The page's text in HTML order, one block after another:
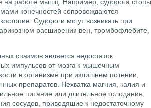
на работе мышц. Например, судорога стопы
конечностей сопровождаются
Судороги могут возникать при
расширении вен, тромбофлебите,
спазмов является недостаток
импульсов от мозга к мышечным
в организме при излишнем потении,
препаратов. Нехватка магния, калия и
питание или длительное голодание,
сосудов, приводящие к недостаточному